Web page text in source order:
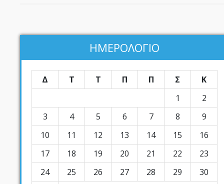
ΗΜΕΡΟΛΟΓΙΟ
Δ Τ Τ Π Π Σ
Κ
1
2
3
4 5 6 7 8
9
10
11 12 13 14 15
16
17
18 19 20 21 22
23
24
25 26 27 28 29
30